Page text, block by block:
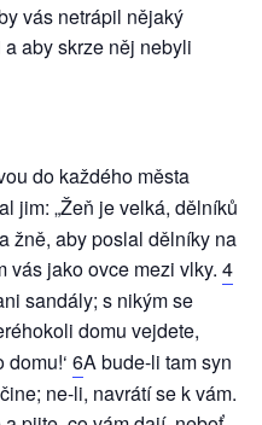
vás netrápil nějaký
aby skrze něj nebyli
do každého města
jim: „Žeň je velká, dělníků
žně, aby poslal dělníky na
vás jako ovce mezi vlky. 4
sandály; s nikým se
domu vejdete,
6A bude-li tam syn
ne-li, navrátí se k vám.